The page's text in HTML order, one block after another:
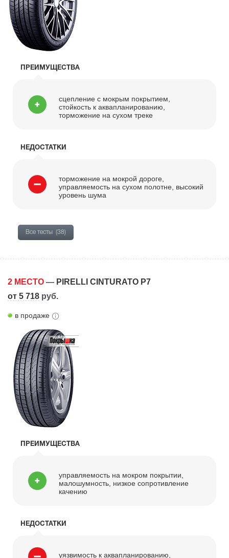
ПРЕИМУЩЕСТВА
сцепление с мокрым покрытием,
стойкость к аквапланированию,
торможение на сухом треке
НЕДОСТАТКИ
торможение на мокрой дороге,
управляемость на сухом полотне, высокий
уровень шума
Все тесты (38)
2 МЕСТО — PIRELLI CINTURATO P7
от 5 718 руб.
в продаже
ПРЕИМУЩЕСТВА
управляемость на мокром покрытии,
малошумность, низкое сопротивление
качению
НЕДОСТАТКИ
уязвимость к аквапланированию,